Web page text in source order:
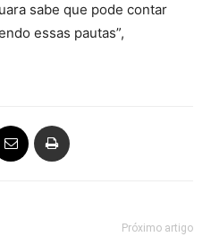
sabe que pode contar
essas pautas”,
Próximo artigo